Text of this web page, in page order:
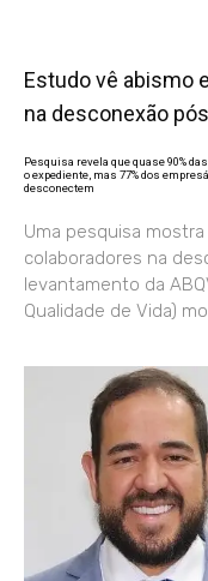
Estudo vê abismo
na desconexão
Pesquisa revela que quase 90%
o expediente, mas 77% dos
desconectem
Uma pesquisa
colaboradores na
levantamento da
Qualidade de Vida)